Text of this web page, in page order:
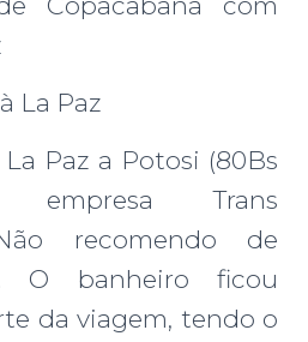
La Paz
Paz a Potosi (80Bs
Trans
recomendo de
O banheiro ficou
da viagem, tendo o